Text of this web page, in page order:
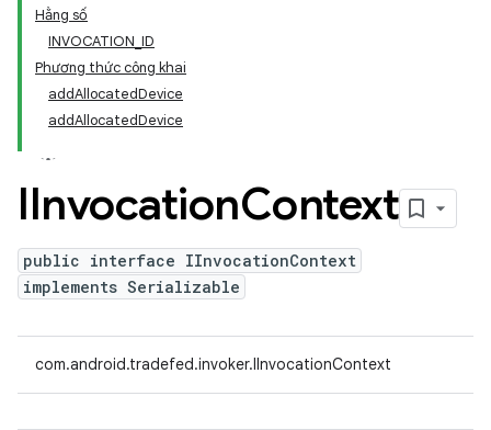
Hằng số
INVOCATION_ID
Phương thức công khai
addAllocatedDevice
addAllocatedDevice
IInvocationContext
public interface IInvocationContext
implements Serializable
com.android.tradefed.invoker.IInvocationContext